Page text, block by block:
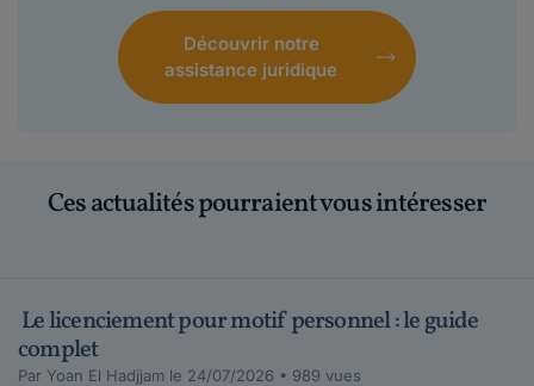
Découvrir notre
assistance juridique
Ces actualités pourraient vous intéresser
Le licenciement pour motif personnel : le guide
complet
Par Yoan El Hadjjam le 24/07/2026 • 989 vues